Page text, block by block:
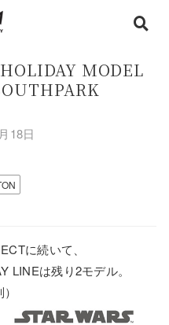
MODEL
18日
に続いて、
LINEは残り2モデル。